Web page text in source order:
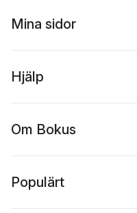
Mina sidor
Hjälp
Om Bokus
Populärt